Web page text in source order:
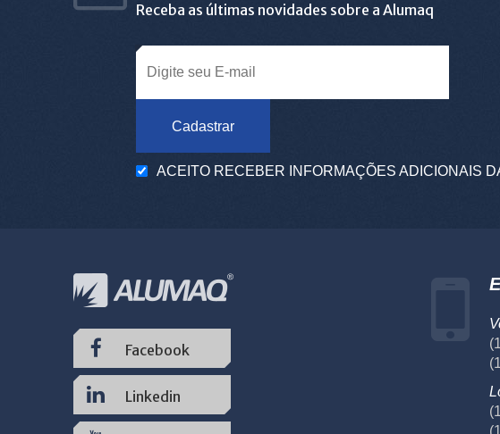
Receba as últimas novidades sobre a Alumaq
Cadastrar
ACEITO RECEBER INFORMAÇÕES ADICIONAIS
Facebook
Linkedin